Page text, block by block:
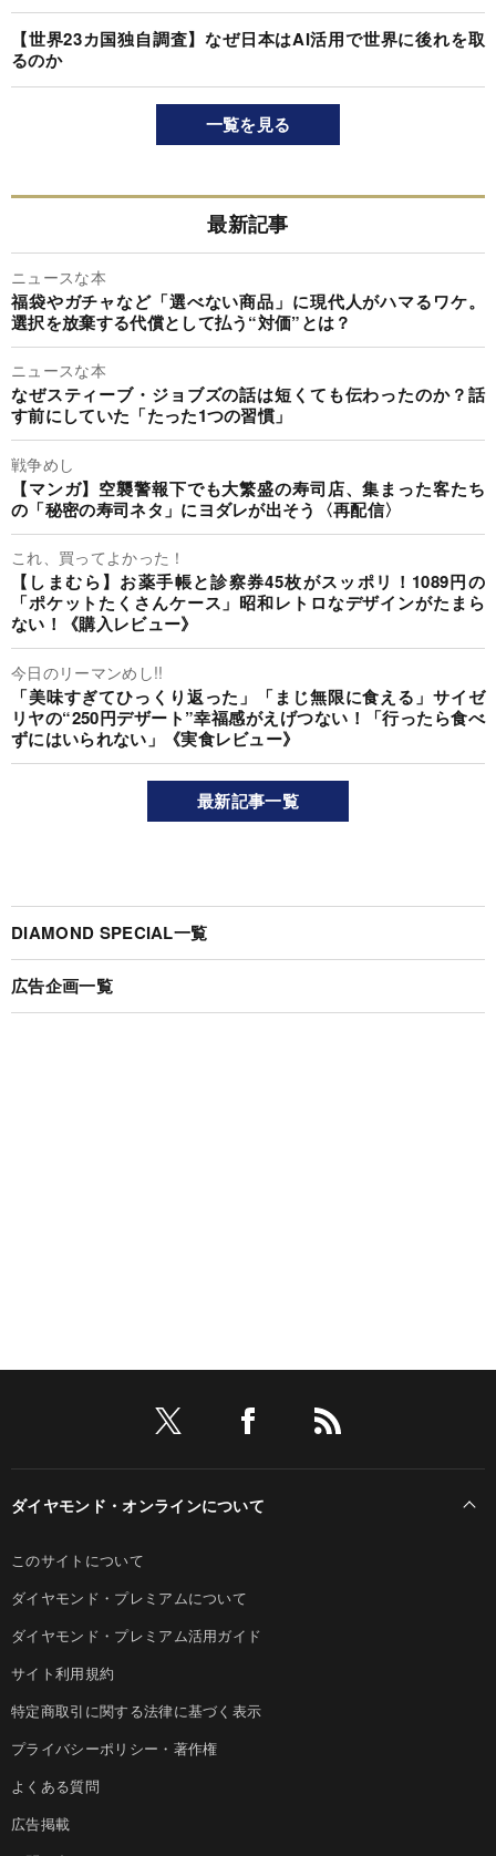
【世界23カ国独自調査】なぜ日本はAI活用で世界に後れを取
るのか
一覧を見る
最新記事
ニュースな本
福袋やガチャなど「選べない商品」に現代人がハマるワケ。
選択を放棄する代償として払う“対価”とは？
ニュースな本
なぜスティーブ・ジョブズの話は短くても伝わったのか？話
す前にしていた「たった1つの習慣」
戦争めし
【マンガ】空襲警報下でも大繁盛の寿司店、集まった客たち
の「秘密の寿司ネタ」にヨダレが出そう〈再配信〉
これ、買ってよかった！
【しまむら】お薬手帳と診察券45枚がスッポリ！1089円の
「ポケットたくさんケース」昭和レトロなデザインがたまら
ない！《購入レビュー》
今日のリーマンめし!!
「美味すぎてひっくり返った」「まじ無限に食える」サイゼ
リヤの“250円デザート”幸福感がえげつない！「行ったら食べ
ずにはいられない」《実食レビュー》
最新記事一覧
DIAMOND SPECIAL一覧
広告企画一覧
ダイヤモンド・オンラインについて
このサイトについて
ダイヤモンド・プレミアムについて
ダイヤモンド・プレミアム活用ガイド
サイト利用規約
特定商取引に関する法律に基づく表示
プライバシーポリシー・著作権
よくある質問
広告掲載